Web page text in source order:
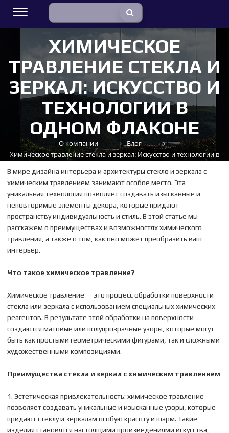
ХИМИЧЕСКОЕ
ТРАВЛЕНИЕ СТЕКЛА И
ЗЕРКАЛ: ИСКУССТВО И
ТЕХНОЛОГИИ В
ОДНОМ ФЛАКОНЕ
О компании
Блог
Химическое травление стекла и зеркал: Искусство и технологии в
В мире дизайна интерьера и архитектуры стекло и зеркала с
химическим травлением занимают особое место. Эта
уникальная технология позволяет создавать изысканные и
неповторимые элементы декора, которые придают
пространству индивидуальность и стиль. В этой статье мы
расскажем о преимуществах и возможностях химического
травления, а также о том, как оно может преобразить ваш
интерьер.
Что такое химическое травление?
Химическое травление — это процесс обработки поверхности
стекла или зеркала с использованием специальных химических
реагентов. В результате этой обработки на поверхности
создаются матовые или полупрозрачные узоры, которые могут
быть как простыми геометрическими фигурами, так и сложными
художественными композициями.
Преимущества стекла и зеркал с химическим травлением
1. Эстетическая привлекательность: химическое травление
позволяет создавать уникальные и изысканные узоры, которые
придают стеклу и зеркалам особую красоту и шарм. Такие
изделия становятся настоящими произведениями искусства,